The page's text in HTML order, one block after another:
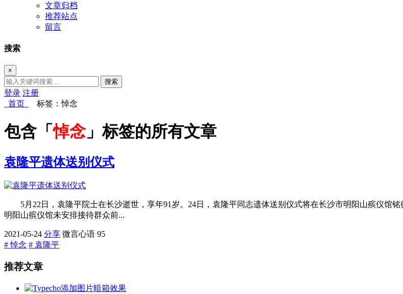
文章归档
推荐站点
留言
搜索
×
搜索
登录 注册
首页
标签：悼念
包含「悼念」标签的所有文章
袁隆平遗体送别仪式
5月22日，袁隆平院士在长沙逝世，享年91岁。24日，袁隆平同志遗体送别仪式将在长沙市明阳山殡仪馆
明阳山殡仪馆未安排接待群众前...
2021-05-24 分享 微言心语 95
# 悼念 # 袁隆平
推荐文章